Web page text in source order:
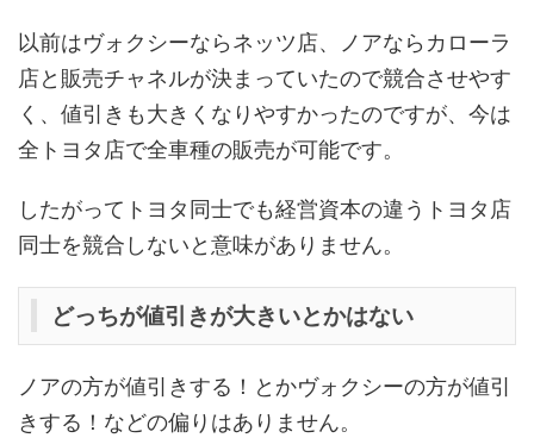
以前はヴォクシーならネッツ店、ノアならカローラ
店と販売チャネルが決まっていたので競合させやす
く、値引きも大きくなりやすかったのですが、今は
全トヨタ店で全車種の販売が可能です。
したがってトヨタ同士でも経営資本の違うトヨタ店
同士を競合しないと意味がありません。
どっちが値引きが大きいとかはない
ノアの方が値引きする！とかヴォクシーの方が値引
きする！などの偏りはありません。